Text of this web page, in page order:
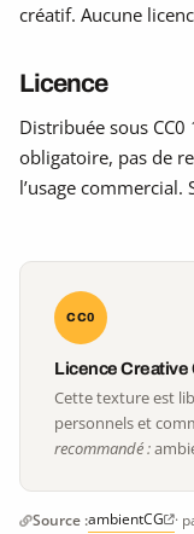
créatif. Aucune
Licence
Distribuée sous
obligatoire, pas de
l’usage commercial.
CC0
Licence
Cette texture est
personnels et
recommandé :
Source :ambientCG ·